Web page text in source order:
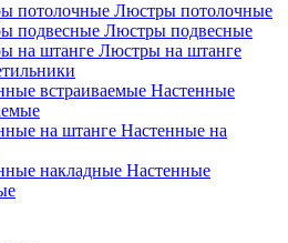
Люстры потолочные
Люстры подвесные
Люстры на штанге
Настенные
Настенные на
Настенные